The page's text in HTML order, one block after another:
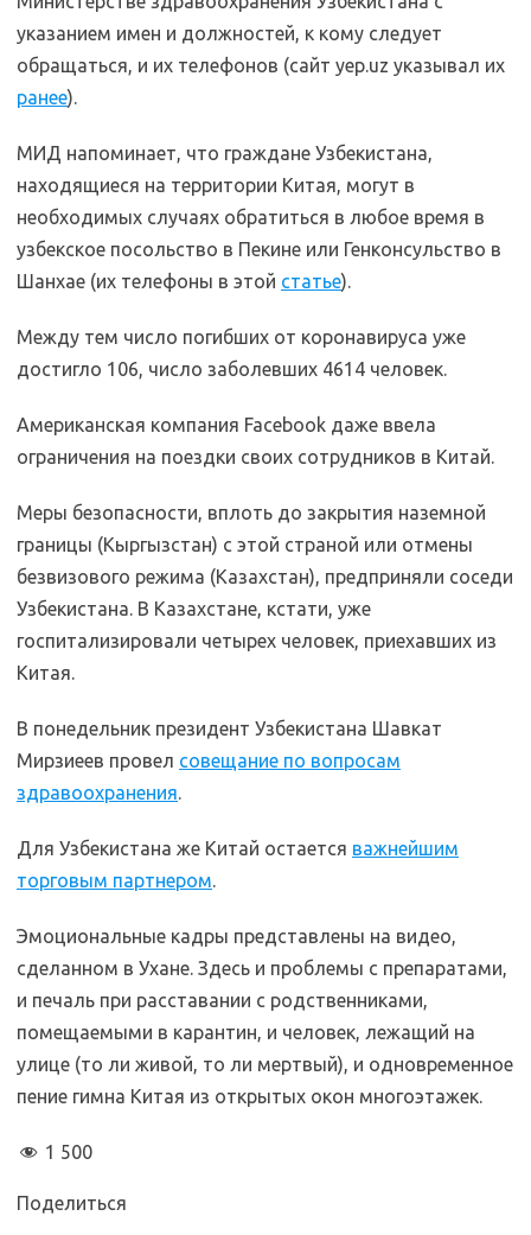
указанием имен и должностей, к кому следует
обращаться, и их телефонов (сайт yep.uz указывал их
ранее).
МИД напоминает, что граждане Узбекистана,
находящиеся на территории Китая, могут в
необходимых случаях обратиться в любое время в
узбекское посольство в Пекине или Генконсульство в
Шанхае (их телефоны в этой статье).
Между тем число погибших от коронавируса уже
достигло 106, число заболевших 4614 человек.
Американская компания Facebook даже ввела
ограничения на поездки своих сотрудников в Китай.
Меры безопасности, вплоть до закрытия наземной
границы (Кыргызстан) с этой страной или отмены
безвизового режима (Казахстан), предприняли соседи
Узбекистана. В Казахстане, кстати, уже
госпитализировали четырех человек, приехавших из
Китая.
В понедельник президент Узбекистана Шавкат
Мирзиеев провел совещание по вопросам
здравоохранения.
Для Узбекистана же Китай остается важнейшим
торговым партнером.
Эмоциональные кадры представлены на видео,
сделанном в Ухане. Здесь и проблемы с препаратами,
и печаль при расставании с родственниками,
помещаемыми в карантин, и человек, лежащий на
улице (то ли живой, то ли мертвый), и одновременное
пение гимна Китая из открытых окон многоэтажек.
1 500
Поделиться